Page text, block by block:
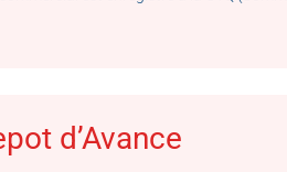
d’Avance